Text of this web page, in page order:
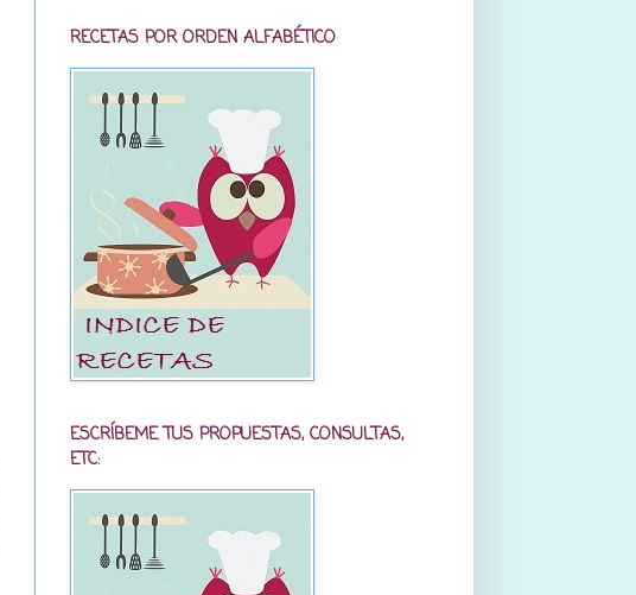
RECETAS POR ORDEN ALFABÉTICO
ESCRÍBEME TUS PROPUESTAS, CONSULTAS,
ETC: